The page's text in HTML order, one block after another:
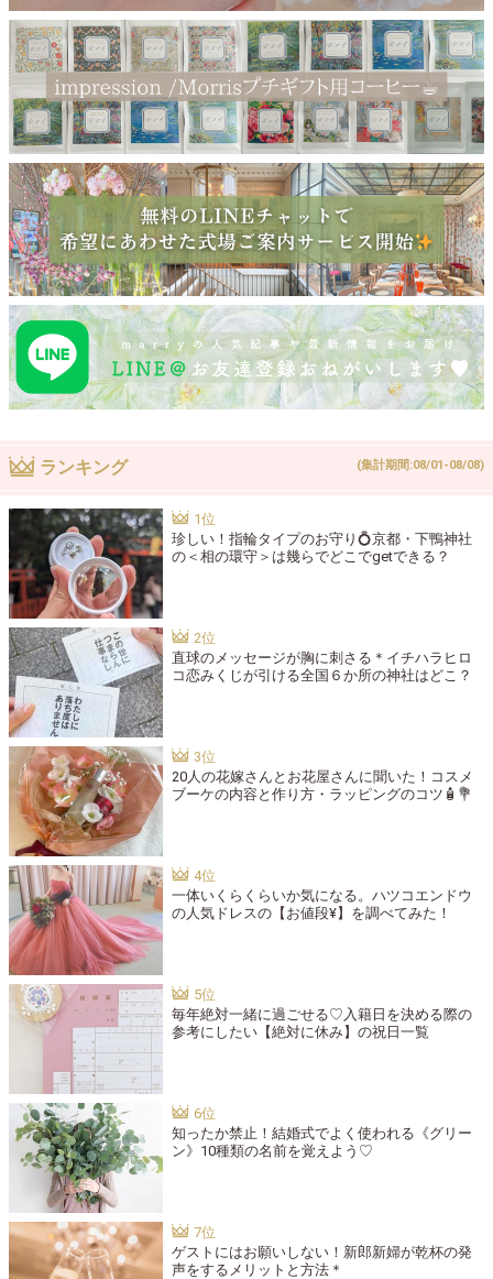
ランキング (集計期間:08/01-08/08)
珍しい！指輪タイプのお守り💍京都・下鴨神社
の＜相の環守＞は幾らでどこでgetできる？
直球のメッセージが胸に刺さる＊イチハラヒロ
コ恋みくじが引ける全国６か所の神社はどこ？
20人の花嫁さんとお花屋さんに聞いた！コスメ
ブーケの内容と作り方・ラッピングのコツ🧴💐
一体いくらくらいか気になる。ハツコエンドウ
の人気ドレスの【お値段¥】を調べてみた！
毎年絶対一緒に過ごせる♡入籍日を決める際の
参考にしたい【絶対に休み】の祝日一覧
知ったか禁止！結婚式でよく使われる《グリー
ン》10種類の名前を覚えよう♡
ゲストにはお願いしない！新郎新婦が乾杯の発
声をするメリットと方法＊